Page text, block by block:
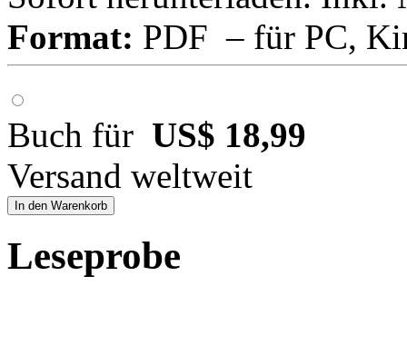
Format: PDF – für PC,
Buch für US$ 18,99
Versand weltweit
In den Warenkorb
Leseprobe